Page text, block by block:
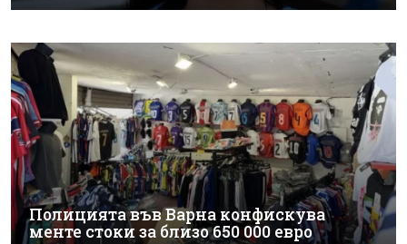
Полицията във Варна конфискува
менте стоки за близо 650 000 евро